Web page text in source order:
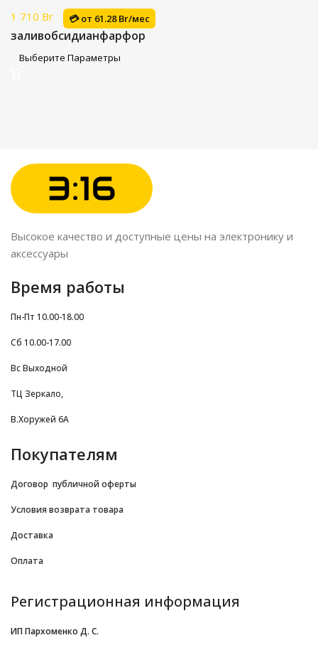
💳 от 61.28 Br/мес
заливобсидианфарфор
Выберите Параметры
Высокое качество и доступные цены на электронику и
аксессуары
Время работы
Пн-Пт 10.00-18.00
Сб 10.00-17.00
Вс Выходной
ТЦ Зеркало,
В.Хоружей 6А
Покупателям
Договор публичной оферты
Условия возврата товара
Доставка
Оплата
Регистрационная информация
ИП Пархоменко Д. С.